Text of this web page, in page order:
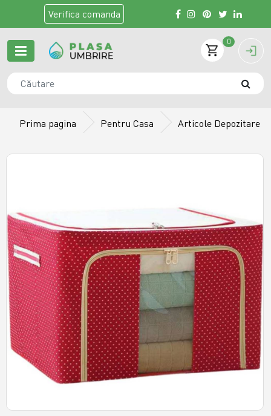
Verifica comanda
0
Prima pagina Pentru Casa Articole Depozitare